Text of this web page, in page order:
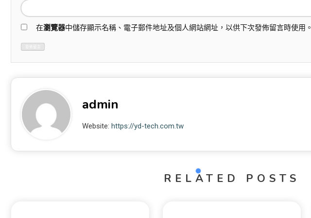
在瀏覽器中儲存顯示名稱、電子郵件地址及個人網站網址，以供下次發佈留言時使用。
admin
Website: https://yd-tech.com.tw
RELATED POSTS